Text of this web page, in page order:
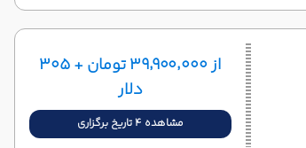
از ۳۹٬۹۰۰٬۰۰۰ تومان + ۳۰۵
دلار
مشاهده 4 تاریخ برگزاری